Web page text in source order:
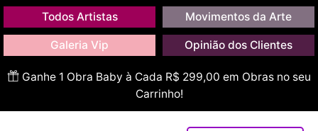
Todos Artistas Movimentos da Arte
Galeria Vip Opinião dos Clientes
Ganhe 1 Obra Baby à Cada R$ 299,00 em Obras no seu
Carrinho!